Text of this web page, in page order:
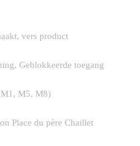
vers product
Geblokkeerde toegang
M5, M8)
Place du père Chaillet